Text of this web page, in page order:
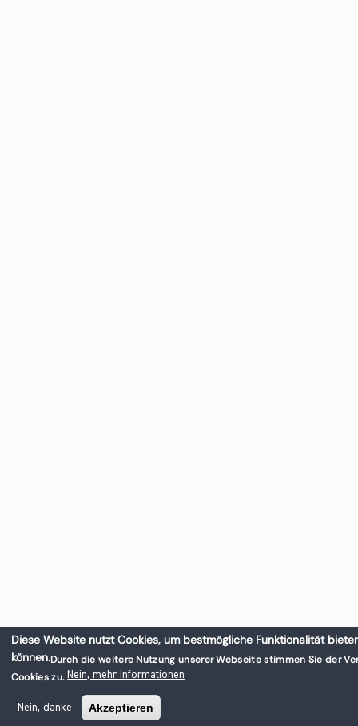
Diese Website nutzt Cookies, um bestmögliche Funktionalität
können.Durch die weitere Nutzung unserer Webseite stimmen Sie der
Cookies zu. Nein, mehr Informationen
Nein, danke Akzeptieren